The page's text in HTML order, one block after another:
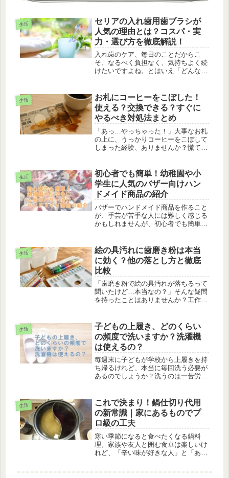
生活
セリアの入れ歯用歯ブラシが
人気の理由とは？コスパ・実
力・選び方を徹底解説！
入れ歯のケア、毎日のことだからこ
そ、なるべく負担なく、気持ちよく続
けたいですよね。とはいえ「どんな歯
も多いのではないでしょうか。そんな
中、100円ショップのセリアで手に入
る...
生活
お札にコーヒーをこぼした！
使える？交換できる？すぐに
やるべき対処法まとめ
「あっ…やっちゃった！」大事なお札
の上に、うっかりコーヒーをこぼして
しまった経験、ありませんか？慌てて
るの？」と不安になりますよね。実
は、お札は意外と丈夫。でも、正しい
対処...
生活
初心者でも簡単！幼稚園や小
学生に人気のバザー向けハン
ドメイド商品の紹介
バザーでハンドメイド商品を作ること
が、手芸が苦手な人には難しく感じる
かもしれませんが、初心者でも簡単に
に挑戦してみてはいかがでしょうか。
この記事では、手芸が得意でない方で
も...
生活
絵の具汚れに歯磨き粉は本当
に効く？他の落とし方と徹底
比較
「歯磨き粉で絵の具汚れが落ちるって
聞いたけど…本当なの？」そんな疑問
を持ったことはありませんか？工作や
う落とそうか悩んだ経験がある方も多
いはずです。ネットでは「歯磨き粉が
使...
生活
子どもの上履き、どのくらい
の頻度で洗いますか？洗濯機
は使えるの？
毎週末に子どもが学校から上履きを持
ち帰るけれど、本当に毎回洗う必要が
あるのでしょうか？洗うのは一苦労
いますか？面倒ですよね。今回は、子
どもの上履きに関する以下の話題につ
いて...
生活
これで決まり！鍋仕切り代用
の新常識｜家にあるものでプ
ロ級の工夫
寒い季節になると食べたくなる鍋料
理。家族や友人と囲む食卓は楽しいけ
れど、「辛い味が好きな人」と「あっ